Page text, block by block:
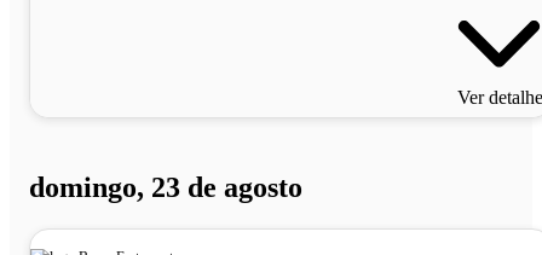
Ver
domingo, 23 de agosto